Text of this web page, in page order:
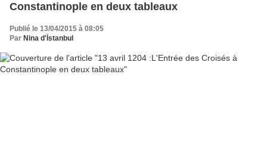
Constantinople en deux tableaux
Publié le 13/04/2015 à 08:05
Par Nina d'İstanbul